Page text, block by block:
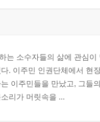
는 소수자들의 삶에 관심
. 이주민 인권단체에서 현
이주민들을 만났고, 그들
리가 머릿속을 ...